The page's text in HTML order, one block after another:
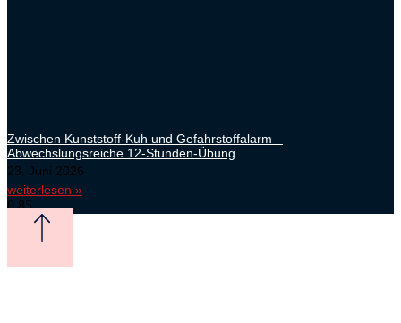
Zwischen Kunststoff-Kuh und Gefahrstoffalarm –
Abwechslungsreiche 12-Stunden-Übung
23. Juni 2026
weiterlesen »